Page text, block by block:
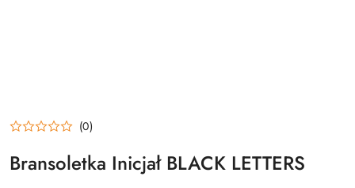
(0)
Bransoletka Inicjał BLACK LETTERS